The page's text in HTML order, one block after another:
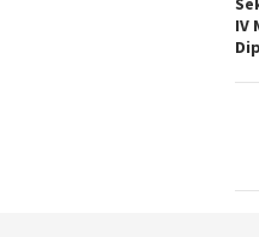
IV